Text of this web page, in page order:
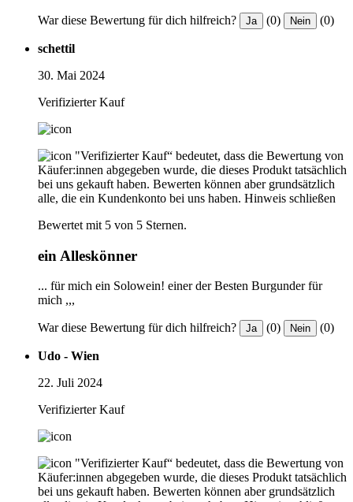
War diese Bewertung für dich hilfreich? Ja (0) Nein (0)
schettil
30. Mai 2024
Verifizierter Kauf
"Verifizierter Kauf“ bedeutet, dass die Bewertung von
Käufer:innen abgegeben wurde, die dieses Produkt tatsächlich
bei uns gekauft haben. Bewerten können aber grundsätzlich
alle, die ein Kundenkonto bei uns haben. Hinweis schließen
Bewertet mit 5 von 5 Sternen.
ein Alleskönner
... für mich ein Solowein! einer der Besten Burgunder für
mich ,,,
War diese Bewertung für dich hilfreich? Ja (0) Nein (0)
Udo - Wien
22. Juli 2024
Verifizierter Kauf
"Verifizierter Kauf“ bedeutet, dass die Bewertung von
Käufer:innen abgegeben wurde, die dieses Produkt tatsächlich
bei uns gekauft haben. Bewerten können aber grundsätzlich